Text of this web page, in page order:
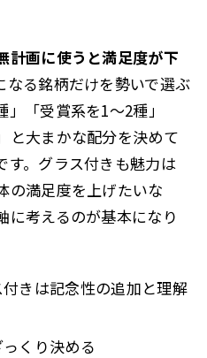
計画に使うと満足度が下
なる銘柄だけを勢いで選ぶ
「受賞系を1〜2種」
と大まかな配分を決めて
す。グラス付きも魅力は
の満足度を上げたいな
に考えるのが基本になり
きは記念性の追加と理解
くり決める